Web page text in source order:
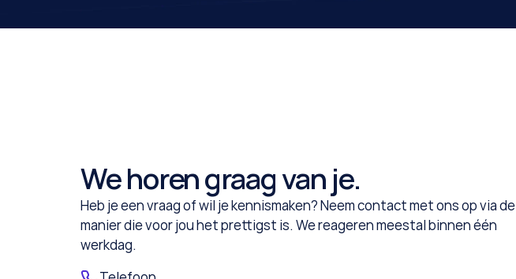
We horen graag van je.
Heb je een vraag of wil je kennismaken? Neem contact met ons op via de
manier die voor jou het prettigst is. We reageren meestal binnen één
werkdag.